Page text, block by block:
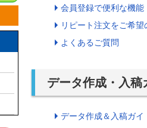
会員登録で便利な機能
リピート注文をご希望
よくあるご質問
データ作成・入稿
データ作成＆入稿ガイ